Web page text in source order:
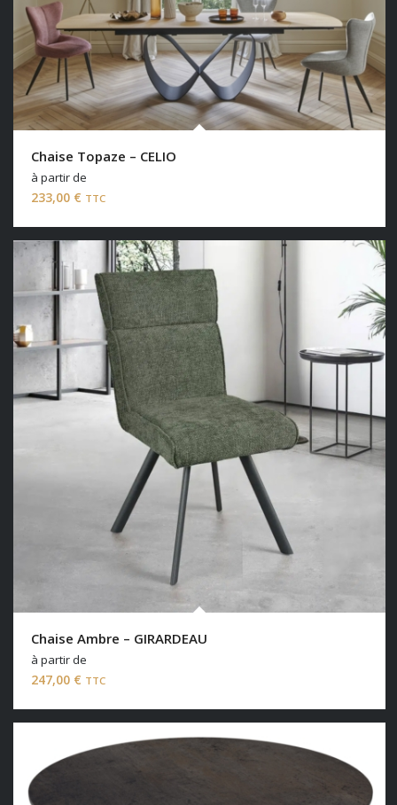
Chaise Topaze – CELIO
à partir de
233,00 € TTC
Chaise Ambre – GIRARDEAU
à partir de
247,00 € TTC